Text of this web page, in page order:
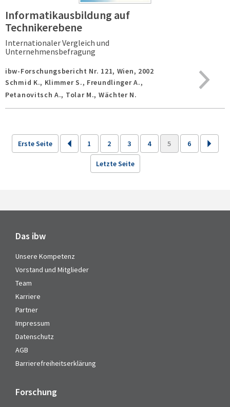
Informatikausbildung auf
Technikerebene
Internationaler Vergleich und
Unternehmensbefragung
ibw-Forschungsbericht Nr. 121, Wien, 2002
Schmid K., Klimmer S., Freundlinger A.,
Petanovitsch A., Tolar M., Wächter N.
Erste Seite 1 2 3 4 5 6
Letzte Seite
Das ibw
Unsere Kompetenz
Vorstand und Mitglieder
Team
Karriere
Partner
Impressum
Datenschutz
AGB
Barrierefreiheitserklärung
Forschung